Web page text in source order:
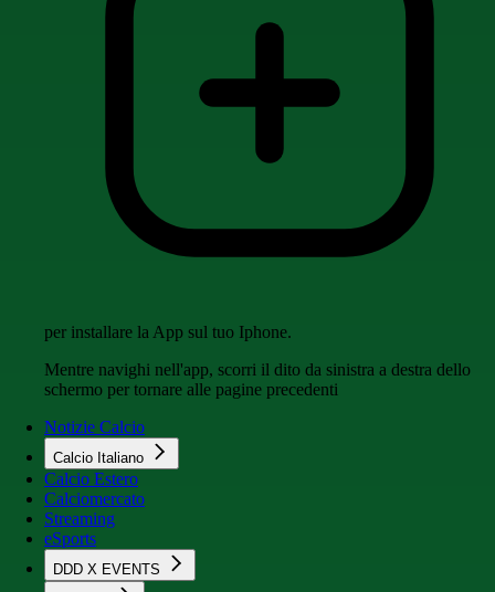
per installare la App sul tuo Iphone.
Mentre navighi nell'app, scorri il dito da sinistra a destra dello
schermo per tornare alle pagine precedenti
Notizie Calcio
Calcio Italiano
Calcio Estero
Calciomercato
Streaming
eSports
DDD X EVENTS